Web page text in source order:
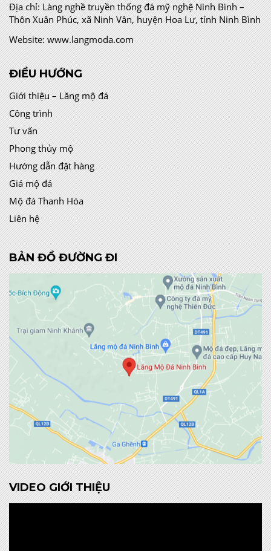
Địa chỉ:Làng nghề truyền thống đá mỹ nghệ Ninh Bình –
Thôn Xuân Phúc, xã Ninh Vân, huyện Hoa Lư, tỉnh Ninh Bình
Website: www.langmoda.com
ĐIỀU HƯỚNG
Giới thiệu – Lăng mộ đá
Công trình
Tư vấn
Phong thủy mộ
Hướng dẫn đặt hàng
Giá mộ đá
Mộ đá Thanh Hóa
Liên hệ
BẢN ĐỒ ĐƯỜNG ĐI
VIDEO GIỚI THIỆU